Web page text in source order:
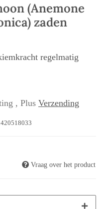
(Anemone
zaden
regelmatig
, Plus Verzending
Vraag over het product